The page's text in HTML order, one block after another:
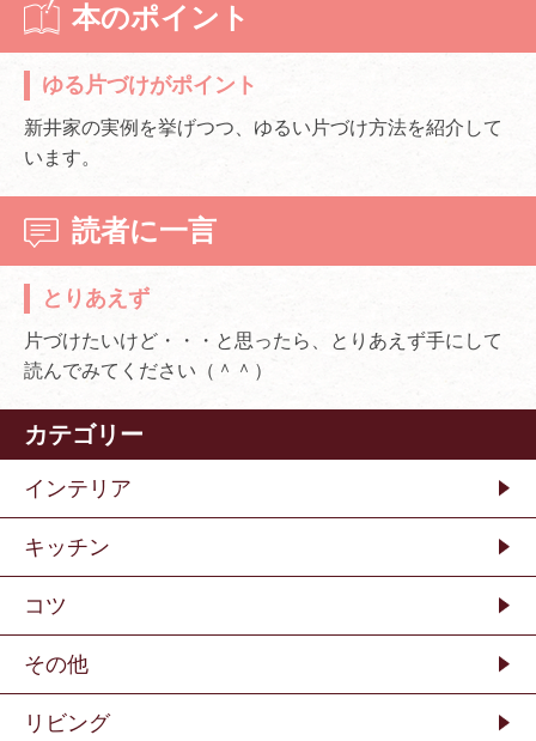
本のポイント
ゆる片づけがポイント
新井家の実例を挙げつつ、ゆるい片づけ方法を紹介して
います。
読者に一言
とりあえず
片づけたいけど・・・と思ったら、とりあえず手にして
読んでみてください（＾＾）
カテゴリー
インテリア
キッチン
コツ
その他
リビング